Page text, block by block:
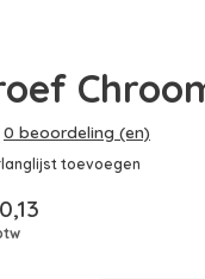
0 beoordeling (en)
toevoegen